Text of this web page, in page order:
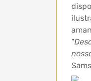
“